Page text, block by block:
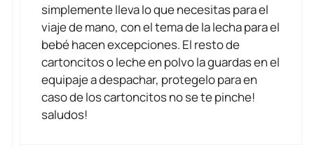
simplemente lleva lo que necesitas para el
viaje de mano, con el tema de la lecha para el
bebé hacen excepciones. El resto de
cartoncitos o leche en polvo la guardas en el
equipaje a despachar, protegelo para en
caso de los cartoncitos no se te pinche!
saludos!